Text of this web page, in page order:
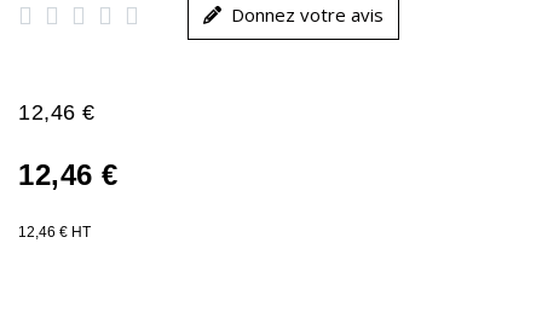
     Donnez votre avis
12,46 €
12,46 €
12,46 € HT